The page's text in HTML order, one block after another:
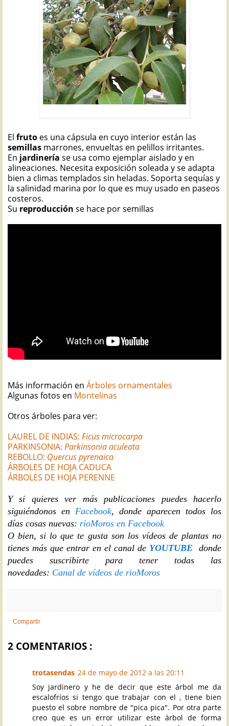
El fruto es una cápsula en cuyo interior están las
semillas marrones, envueltas en pelillos irritantes.
En jardinería se usa como ejemplar aislado y en
alineaciones. Necesita exposición soleada y se adapta
bien a climas templados sin heladas. Soporta sequías y
la salinidad marina por lo que es muy usado en paseos
costeros.
Su reproducción se hace por semillas
Más información en Árboles ornamentales
Algunas fotos en Montelinas
Otros árboles para ver:
LAUREL DE INDIAS: Ficus microcarpa
PARKINSONIA: Parkinsonia aculeata
REBOLLO: Quercus pyrenaica
ÁRBOLES DE HOJA CADUCA
ÁRBOLES DE HOJA PERENNE
Y si quieres ver más publicaciones puedes hacerlo
siguiéndonos en Facebook, donde aparecen todos los
días cosas nuevas: rioMoros en Facebook
O bien, si lo que te gusta son los vídeos de plantas no
tienes más que entrar en el canal de YOUTUBE donde
puedes suscribirte para tener todas las
novedades: Canal de vídeos de rioMoros
Compartir
2 COMENTARIOS :
trotasendas 24 de mayo de 2012 a las 20:11
Soy jardinero y he de decir que este árbol me da
escalofríos si tengo que trabajar con el , tiene bien
puesto el sobre nombre de "pica pica". Por otra parte
creo que es un error utilizar este árbol de forma